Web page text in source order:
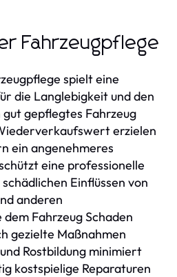
Fahrzeugpflege
spielt eine
die Langlebigkeit und den
gepflegtes Fahrzeug
erzielen
ein angenehmeres
eine professionelle
Einflüssen von
anderen
Fahrzeug Schaden
gezielte Maßnahmen
Rostbildung minimiert
kostspielige Reparaturen